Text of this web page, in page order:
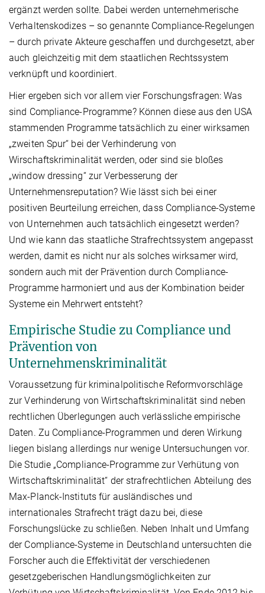
ergänzt werden sollte. Dabei werden unternehmerische
Verhaltenskodizes – so genannte Compliance-Regelungen
– durch private Akteure geschaffen und durchgesetzt, aber
auch gleichzeitig mit dem staatlichen Rechtssystem
verknüpft und koordiniert.
Hier ergeben sich vor allem vier Forschungsfragen: Was
sind Compliance-Programme? Können diese aus den USA
stammenden Programme tatsächlich zu einer wirksamen
„zweiten Spur“ bei der Verhinderung von
Wirschaftskriminalität werden, oder sind sie bloßes
„window dressing“ zur Verbesserung der
Unternehmensreputation? Wie lässt sich bei einer
positiven Beurteilung erreichen, dass Compliance-Systeme
von Unternehmen auch tatsächlich eingesetzt werden?
Und wie kann das staatliche Strafrechtssystem angepasst
werden, damit es nicht nur als solches wirksamer wird,
sondern auch mit der Prävention durch Compliance-
Programme harmoniert und aus der Kombination beider
Systeme ein Mehrwert entsteht?
Empirische Studie zu Compliance und
Prävention von
Unternehmenskriminalität
Voraussetzung für kriminalpolitische Reformvorschläge
zur Verhinderung von Wirtschaftskriminalität sind neben
rechtlichen Überlegungen auch verlässliche empirische
Daten. Zu Compliance-Programmen und deren Wirkung
liegen bislang allerdings nur wenige Untersuchungen vor.
Die Studie „Compliance-Programme zur Verhütung von
Wirtschaftskriminalität“ der strafrechtlichen Abteilung des
Max-Planck-Instituts für ausländisches und
internationales Strafrecht trägt dazu bei, diese
Forschungslücke zu schließen. Neben Inhalt und Umfang
der Compliance-Systeme in Deutschland untersuchten die
Forscher auch die Effektivität der verschiedenen
gesetzgeberischen Handlungsmöglichkeiten zur